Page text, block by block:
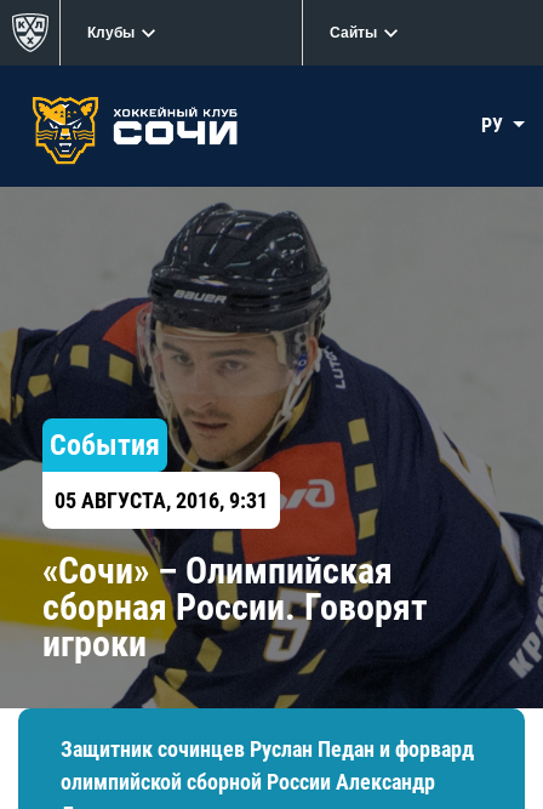
Клубы Сайты
РУ
События
05 АВГУСТА, 2016, 9:31
«Сочи» – Олимпийская
сборная России. Говорят
игроки
Защитник сочинцев Руслан Педан и форвард
олимпийской сборной России Александр